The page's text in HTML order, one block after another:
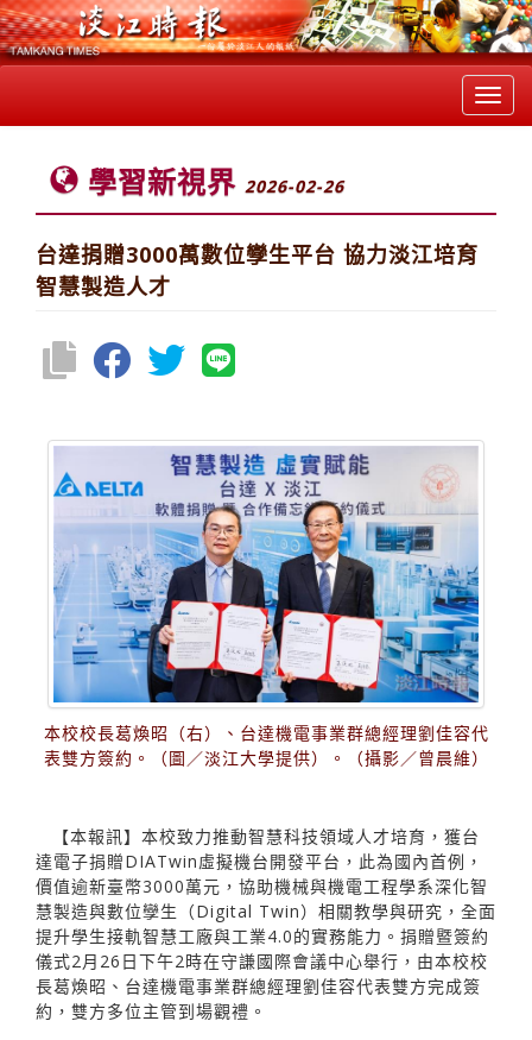
學習新視界 2026-02-26
台達捐贈3000萬數位孿生平台 協力淡江培育
智慧製造人才
本校校長葛煥昭（右）、台達機電事業群總經理劉佳容代
表雙方簽約。（圖／淡江大學提供）。（攝影／曾晨維）
【本報訊】本校致力推動智慧科技領域人才培育，獲台
達電子捐贈DIATwin虛擬機台開發平台，此為國內首例，
價值逾新臺幣3000萬元，協助機械與機電工程學系深化智
慧製造與數位孿生（Digital Twin）相關教學與研究，全面
提升學生接軌智慧工廠與工業4.0的實務能力。捐贈暨簽約
儀式2月26日下午2時在守謙國際會議中心舉行，由本校校
長葛煥昭、台達機電事業群總經理劉佳容代表雙方完成簽
約，雙方多位主管到場觀禮。